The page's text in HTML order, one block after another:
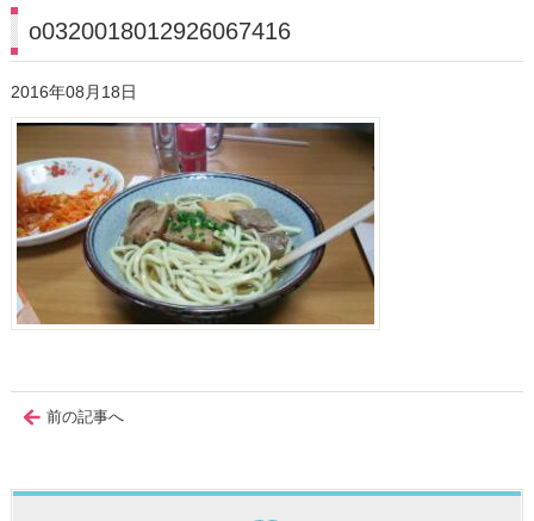
料金表
o0320018012926067416
2016年08月18日
前の記事へ